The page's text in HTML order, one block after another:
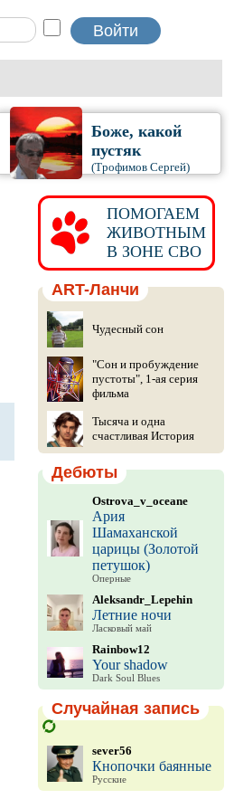
Боже, какой
пустяк
(Трофимов Сергей)
ПОМОГАЕМ
ЖИВОТНЫМ
В ЗОНЕ СВО
ART-Ланчи
Чудесный сон
"Сон и пробуждение
пустоты", 1-ая серия
фильма
Тысяча и одна
счастливая История
Дебюты
Ostrova_v_oceane
Ария
Шамаханской
царицы (Золотой
петушок)
Оперные
Aleksandr_Lepehin
Летние ночи
Ласковый май
Rainbow12
Your shadow
Dark Soul Blues
Случайная запись
sever56
Кнопочки баянные
Русские